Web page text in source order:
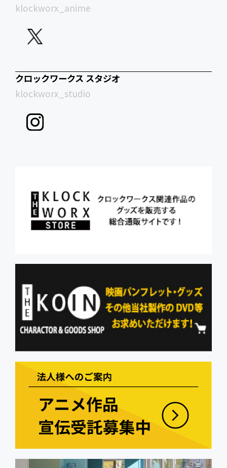
klockworx_anime
クロックワークス スタジオ
klockworx_studio